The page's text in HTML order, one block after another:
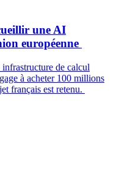
une AI
européenne
de calcul
à acheter 100 millions
français est retenu.